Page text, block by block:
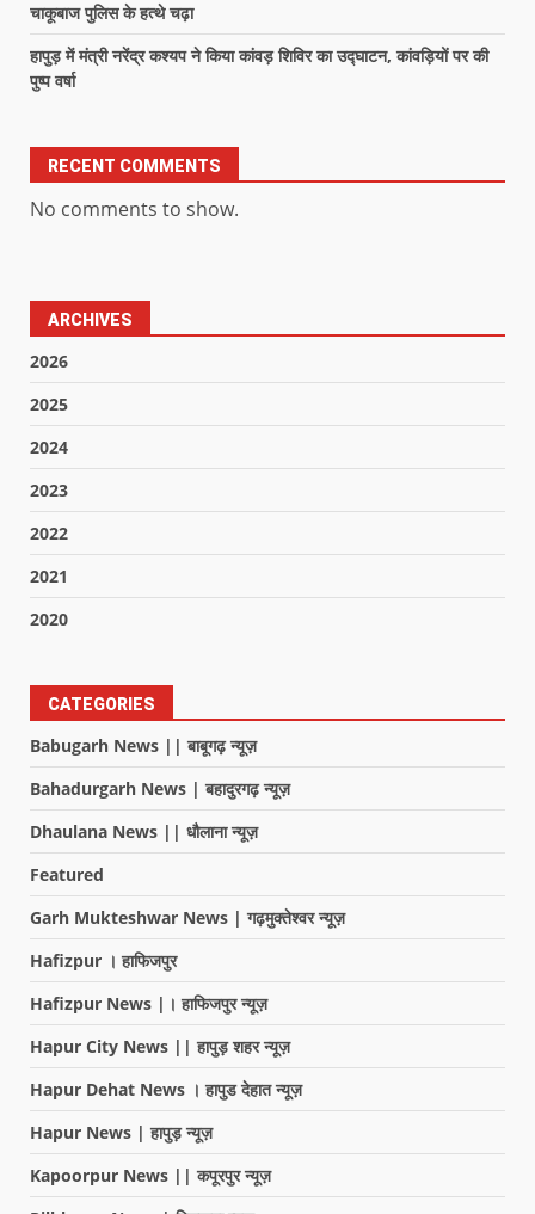
चाकूबाज पुलिस के हत्थे चढ़ा
हापुड़ में मंत्री नरेंद्र कश्यप ने किया कांवड़ शिविर का उद्घाटन, कांवड़ियों पर की
पुष्प वर्षा
RECENT COMMENTS
No comments to show.
ARCHIVES
2026
2025
2024
2023
2022
2021
2020
CATEGORIES
Babugarh News || बाबूगढ़ न्यूज़
Bahadurgarh News | बहादुरगढ़ न्यूज़
Dhaulana News || धौलाना न्यूज़
Featured
Garh Mukteshwar News | गढ़मुक्तेश्वर न्यूज़
Hafizpur । हाफिजपुर
Hafizpur News |। हाफिजपुर न्यूज़
Hapur City News || हापुड़ शहर न्यूज़
Hapur Dehat News । हापुड देहात न्यूज़
Hapur News | हापुड़ न्यूज़
Kapoorpur News || कपूरपुर न्यूज़